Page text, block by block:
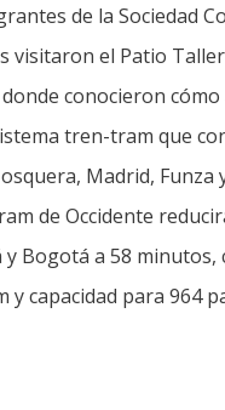
de la Sociedad
visitaron el Patio
conocieron
tren-tram que
Madrid, Funza
de Occidente
y Bogotá a 58 minutos,
y capacidad para 964